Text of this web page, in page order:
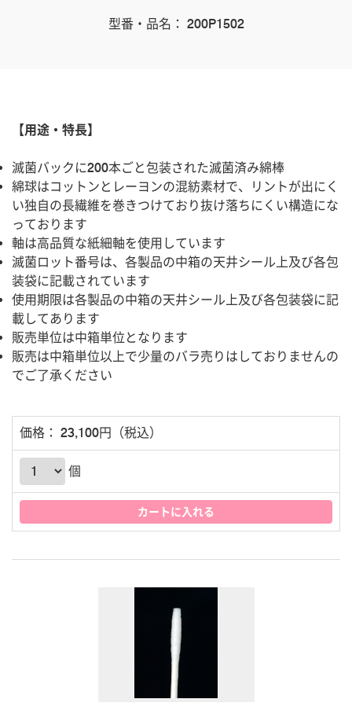
型番・品名： 200P1502
【用途・特長】
滅菌バックに200本ごと包装された滅菌済み綿棒
綿球はコットンとレーヨンの混紡素材で、リントが出にく
い独自の長繊維を巻きつけており抜け落ちにくい構造にな
っております
軸は高品質な紙細軸を使用しています
滅菌ロット番号は、各製品の中箱の天井シール上及び各包
装袋に記載されています
使用期限は各製品の中箱の天井シール上及び各包装袋に記
載してあります
販売単位は中箱単位となります
販売は中箱単位以上で少量のバラ売りはしておりませんの
でご了承ください
価格： 23,100円（税込）
個